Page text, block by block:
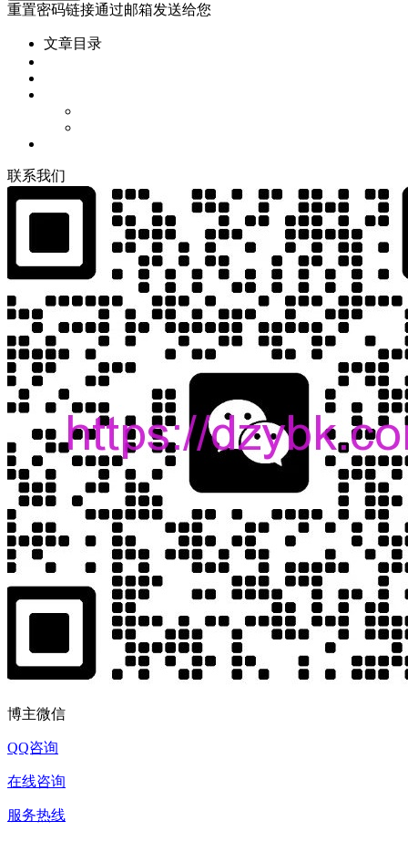
重置密码链接通过邮箱发送给您
文章目录
联系我们
博主微信
QQ咨询
在线咨询
服务热线